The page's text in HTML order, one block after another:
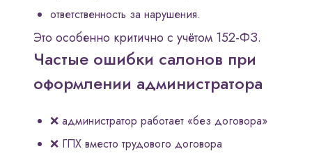
ответственность за нарушения.
Это особенно критично с учётом 152-ФЗ.
Частые ошибки салонов при
оформлении администратора
❌ администратор работает «без договора»
❌ ГПХ вместо трудового договора